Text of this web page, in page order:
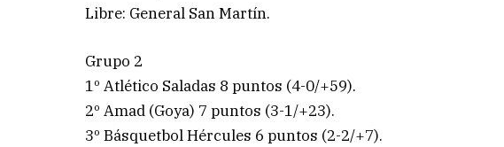
Libre: General San Martín.
Grupo 2
1º Atlético Saladas 8 puntos (4-0/+59).
2º Amad (Goya) 7 puntos (3-1/+23).
3º Básquetbol Hércules 6 puntos (2-2/+7).